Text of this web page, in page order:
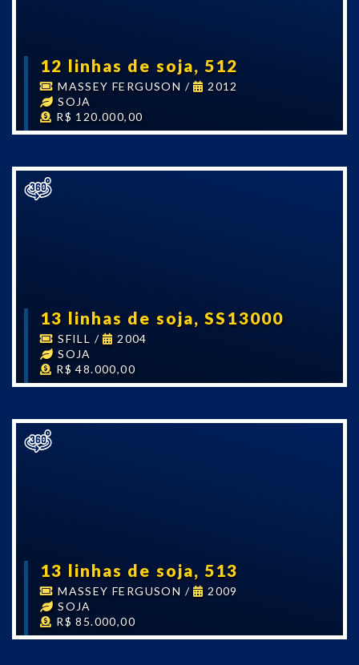
12 linhas de soja, 512
MASSEY FERGUSON /
2012
SOJA
R$ 120.000,00
13 linhas de soja, SS13000
SFILL /
2004
SOJA
R$ 48.000,00
13 linhas de soja, 513
MASSEY FERGUSON /
2009
SOJA
R$ 85.000,00